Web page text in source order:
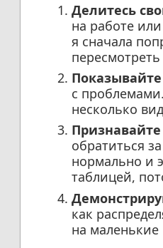
Делитесь
на работе
я сначала
с
несколько
обратиться
нормально и
таблицей,
как
на